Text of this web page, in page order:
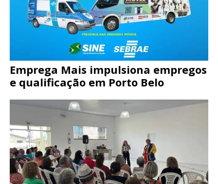
Emprega Mais impulsiona empregos
e qualificação em Porto Belo